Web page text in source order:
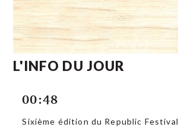
L'INFO DU JOUR
00:48
Sixième édition du Republic Festival